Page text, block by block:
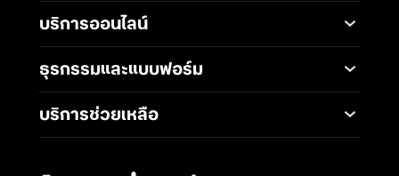
5G Infrastructure
Broadband Internet
Business Network
Wireless Network
International Gateway
Solutions
Solutions
แพ็กเกจมือถือ
โซลูชันสำหรับ SME
บริการออนไลน์
ธุรกรรมและแบบฟอร์ม
ช่องทางการชำระค่าบริการ
บริการช่วยเหลือ